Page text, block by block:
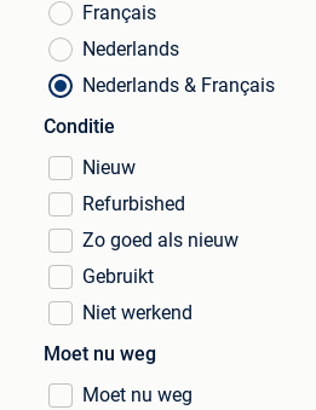
Français
Nederlands
Nederlands & Français
Conditie
Nieuw
Refurbished
Zo goed als nieuw
Gebruikt
Niet werkend
Moet nu weg
Moet nu weg